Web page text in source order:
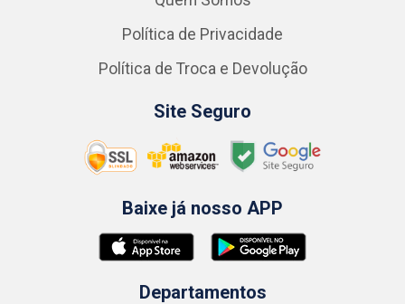
Política de Privacidade
Política de Troca e Devolução
Site Seguro
Baixe já nosso APP
Departamentos